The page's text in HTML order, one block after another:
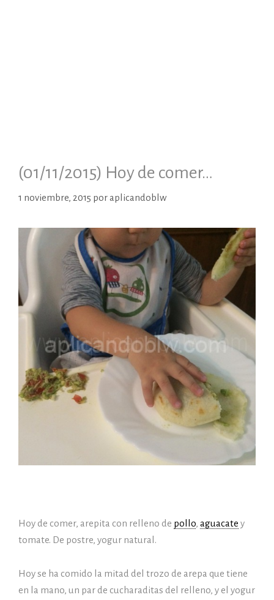
(01/11/2015) Hoy de comer…
1 noviembre, 2015 poraplicandoblw
Hoy de comer, arepita con relleno de pollo, aguacate y
tomate. De postre, yogur natural.
Hoy se ha comido la mitad del trozo de arepa que tiene
en la mano, un par de cucharaditas del relleno, y el yogur